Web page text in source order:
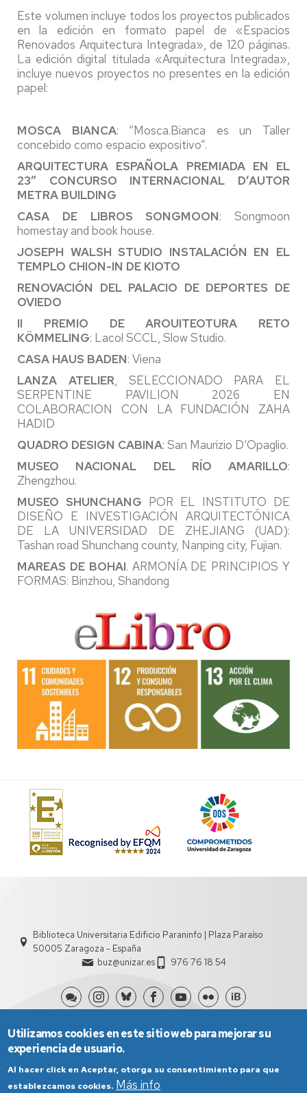
Este volumen incluye todos los proyectos publicados
en la edición en formato papel de «Espacios
Renovados Arquitectura Integrada», de 120 páginas.
La edición digital titulada «Arquitectura Integrada»,
incluye nuevos proyectos no presentes en la edición
papel:
MOSCA BIANCA: “Mosca.Bianca es un Taller
concebido como espacio expositivo”.
ARQUITECTURA ESPAÑOLA PREMIADA EN EL
23″ CONCURSO INTERNACIONAL D’AUTOR
METRA BUILDING
CASA DE LIBROS SONGMOON: Songmoon
homestay and book house.
JOSEPH WALSH STUDIO INSTALACIÓN EN EL
TEMPLO CHION-IN DE KIOTO
RENOVACIÓN DEL PALACIO DE DEPORTES DE
OVIEDO
II PREMIO DE AROUITEOTURA RETO
KÖMMELING: Lacol SCCL, Slow Studio.
CASA HAUS BADEN: Viena
LANZA ATELIER, SELECCIONADO PARA EL
SERPENTINE PAVILION 2026 EN
COLABORACION CON LA FUNDACIÓN ZAHA
HADID
QUADRO DESIGN CABINA: San Maurizio D‘Opaglio.
MUSEO NACIONAL DEL RÍO AMARILLO:
Zhengzhou.
MUSEO SHUNCHANG POR EL INSTITUTO DE
DISEÑO E INVESTIGACIÓN ARQUITECTÓNICA
DE LA UNIVERSIDAD DE ZHEJIANG (UAD):
Tashan road Shunchang county, Nanping city, Fujian.
MAREAS DE BOHAI. ARMONÍA DE PRINCIPIOS Y
FORMAS: Binzhou, Shandong
Biblioteca Universitaria Edificio Paraninfo | Plaza Paraíso
50005 Zaragoza - España
buz@unizar.es
976 76 18 54
Utilizamos cookies en este sitio web para mejorar su
experiencia de usuario.
Al hacer click en Aceptar, otorga su consentimiento para que
establezcamos cookies. Más info